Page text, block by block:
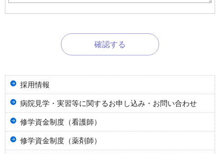
採用情報
病院見学・実習等に関するお申し込み・お問い合わせ
修学資金制度（看護師）
修学資金制度（薬剤師）